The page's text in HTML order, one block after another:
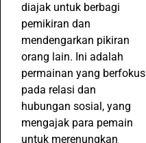
diajak untuk berbagi
pemikiran dan
mendengarkan pikiran
orang lain. Ini adalah
permainan yang berfokus
pada relasi dan
hubungan sosial, yang
mengajak para pemain
untuk merenungkan